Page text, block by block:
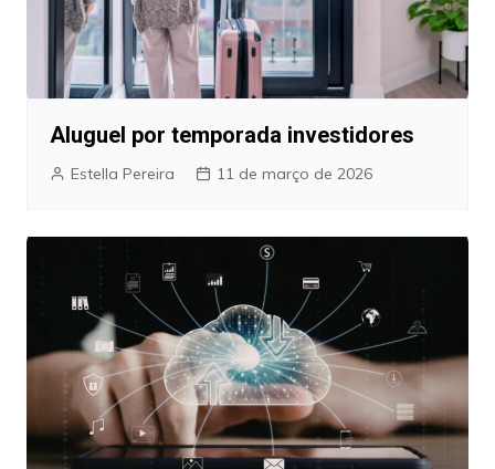
Aluguel por temporada investidores
Estella Pereira 11 de março de 2026